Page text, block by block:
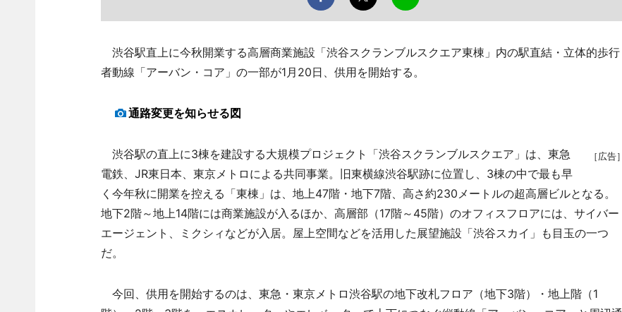
渋谷駅直上に今秋開業する高層商業施設「渋谷スクランブルスクエア東棟」内の駅直結・立体的歩行
者動線「アーバン・コア」の一部が1月20日、供用を開始する。
通路変更を知らせる図
［広告］
渋谷駅の直上に3棟を建設する大規模プロジェクト「渋谷スクランブルスクエア」は、東急
電鉄、JR東日本、東京メトロによる共同事業。旧東横線渋谷駅跡に位置し、3棟の中で最も早
く今年秋に開業を控える「東棟」は、地上47階・地下7階、高さ約230メートルの超高層ビルとなる。
地下2階～地上14階には商業施設が入るほか、高層部（17階～45階）のオフィスフロアには、サイバー
エージェント、ミクシィなどが入居。屋上空間などを活用した展望施設「渋谷スカイ」も目玉の一つ
だ。
今回、供用を開始するのは、東急・東京メトロ渋谷駅の地下改札フロア（地下3階）・地上階（1